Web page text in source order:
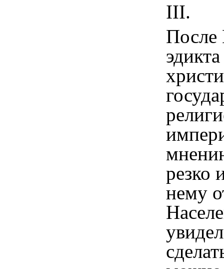
III.
После
эдикта
резко
нему